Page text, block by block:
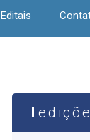
Editais